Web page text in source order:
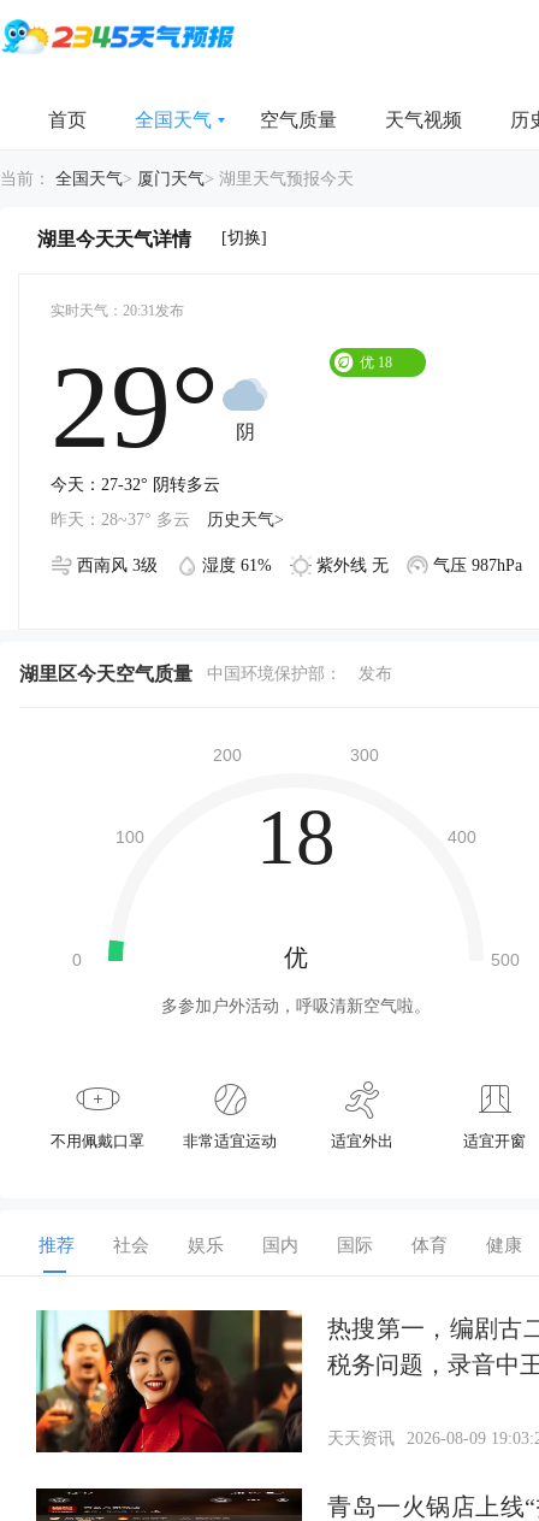
首页 全国天气 空气质量 天气视频 历
当前： 全国天气> 厦门天气> 湖里天气预报今天
湖里今天天气详情 [切换]
实时天气：20:31发布
29° 阴
优 18
今天：27-32° 阴转多云
昨天：28~37° 多云
历史天气>
西南风 3级 湿度 61% 紫外线 无 气压 987hPa
湖里区今天空气质量 中国环境保护部： 发布
18
优
多参加户外活动，呼吸清新空气啦。
不用佩戴口罩 非常适宜运动 适宜外出 适宜开窗
推荐 社会 娱乐 国内 国际 体育 健康
热搜第一，编剧古
税务问题，录音中
天天资讯 2026-08-09
青岛一火锅店上线